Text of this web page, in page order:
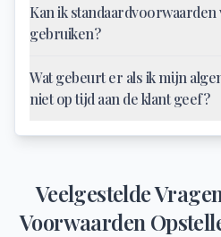
Kan ik
gebruiken?
Wat gebeurt er als ik mijn
niet op tijd aan de klant geef?
Veelgestelde
Voorwaarden